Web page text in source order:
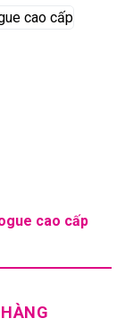
cao cấp